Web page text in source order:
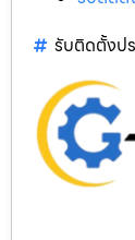
รับติดตั้งป